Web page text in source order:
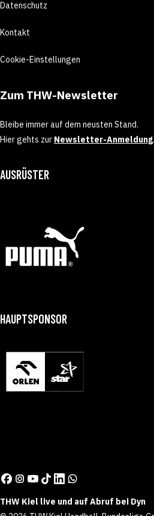
Datenschutz
Kontakt
Cookie-Einstellungen
Zum THW-Newsletter
Bleibe immer auf dem neusten Stand.
Hier gehts zur Newsletter-Anmeldung.
AUSRÜSTER
HAUPTSPONSOR
THW Kiel live und auf Abruf bei Dyn